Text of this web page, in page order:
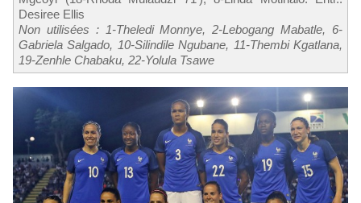
Desiree Ellis
Non utilisées : 1-Theledi Monnye, 2-Lebogang Mabatle, 6-
Gabriela Salgado, 10-Silindile Ngubane, 11-Thembi Kgatlana,
19-Zenhle Chabaku, 22-Yolula Tsawe